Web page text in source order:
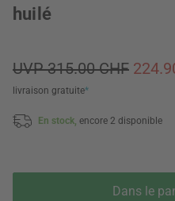
huilé
UVP 315.00 CHF
livraison gratuite*
En stock, encore 2 disponible
Dans le